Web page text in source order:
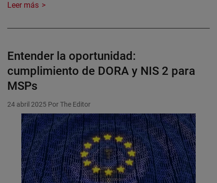
Leer más
Entender la oportunidad:
cumplimiento de DORA y NIS 2 para
MSPs
24 abril 2025 Por The Editor